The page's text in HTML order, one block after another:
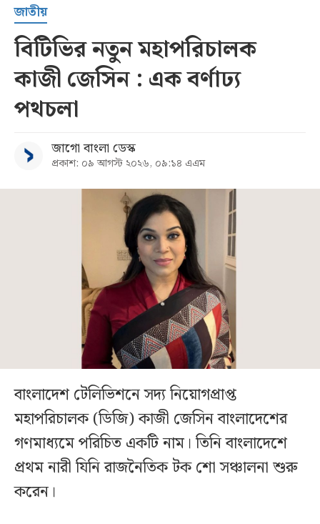
জাতীয়
বিটিভির নতুন মহাপরিচালক
কাজী জেসিন : এক বর্ণাঢ্য
পথচলা
জাগো বাংলা ডেস্ক
প্রকাশ: ০৯ আগস্ট ২০২৬, ০৯:১৪ এএম
বাংলাদেশ টেলিভিশনে সদ্য নিয়োগপ্রাপ্ত
মহাপরিচালক (ডিজি) কাজী জেসিন বাংলাদেশের
গণমাধ্যমে পরিচিত একটি নাম। তিনি বাংলাদেশে
প্রথম নারী যিনি রাজনৈতিক টক শো সঞ্চালনা শুরু
করেন।